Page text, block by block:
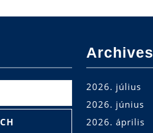
Archives
2026. július
2026. június
2026. április